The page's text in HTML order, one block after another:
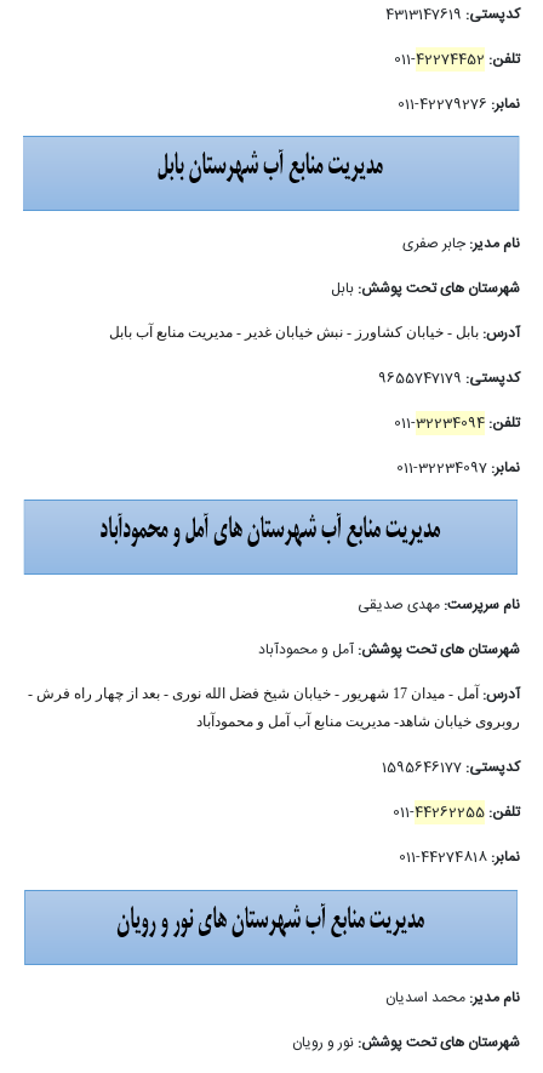
کدپستی:
تلفن: 42274452
-011
نمابر:
نام مدیر: جابر صفری
شهرستان های تحت پوشش: بابل
آدرس: بابل - خیابان کشاورز - نبش خیابان غدیر - مدیریت منابع آب بابل
کدپستی:
تلفن: 32234094
-011
نمابر: 32234097-011
نام سرپرست: مهدی صدیقی
شهرستان های تحت پوشش: آمل و محمودآباد
آدرس:
آمل - میدان 17 شهریور - خیابان شیخ فضل الله نوری - بعد از چهار راه فرش -
روبروی خیابان شاهد- مدیریت منابع آب آمل و محمودآباد
کدپستی: 1595646177
تلفن: 44262255
-011
نمابر: 44274818-011
نام مدیر: محمد اسدیان
شهرستان های تحت پوشش:نور و رویان